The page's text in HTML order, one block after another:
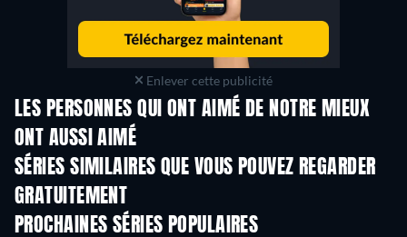
Enlever cette publicité
LES PERSONNES QUI ONT AIMÉ DE NOTRE MIEUX
ONT AUSSI AIMÉ
Série
SÉRIES SIMILAIRES QUE VOUS POUVEZ REGARDER
GRATUITEMENTSérie
PROCHAINES SÉRIES POPULAIRES
Série Série